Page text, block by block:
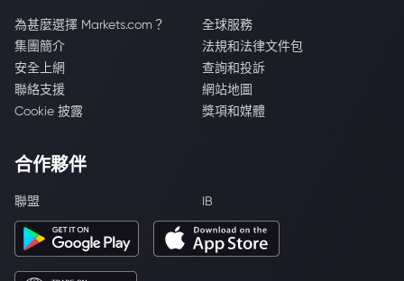
為甚麼選擇 Markets.com？
全球服務
集團簡介
法規和法律文件包
安全上網
查詢和投訴
聯絡支援
網站地圖
Cookie 披露
獎項和媒體
合作夥伴
聯盟 IB